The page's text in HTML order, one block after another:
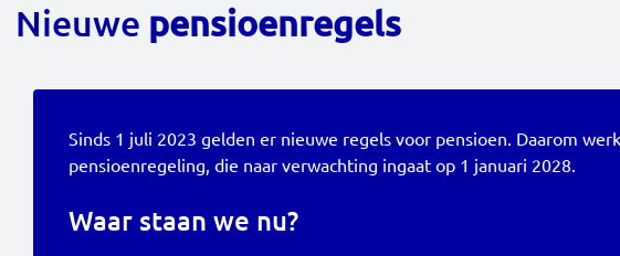
Nieuwe pensioenregels
Sinds 1 juli 2023 gelden er nieuwe regels voor pensioen. Daarom
pensioenregeling, die naar verwachting ingaat op 1 januari 2028.
Waar staan we nu?